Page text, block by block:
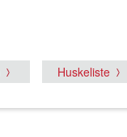
Huskeliste